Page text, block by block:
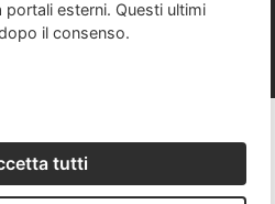
esterni. Questi ultimi
il consenso.
tutti